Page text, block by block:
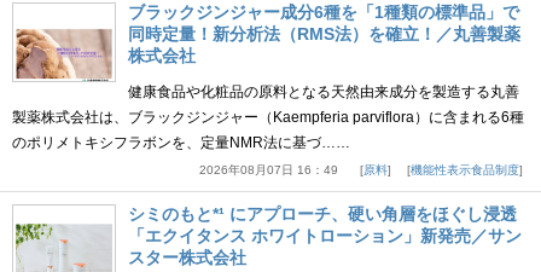
ブラックジンジャー成分6種を「1種類の標準品」で
同時定量！新分析法（RMS法）を確立！／丸善製薬
株式会社
健康食品や化粧品の原料となる天然由来成分を製造する丸善
製薬株式会社は、ブラックジンジャー（Kaempferia parviflora）に含まれる6種
のポリメトキシフラボンを、定量NMR法に基づ……
2026年08月07日 16：49 原料 機能性表示食品制度
シミのもと*¹ にアプローチ、硬い角層をほぐし浸透
「エクイタンス ホワイトローション」新発売／サン
スター株式会社